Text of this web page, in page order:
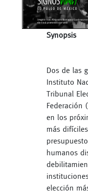
Synopsis
Dos de las
Instituto
Tribunal
Federación
en los
más
humanos
elección